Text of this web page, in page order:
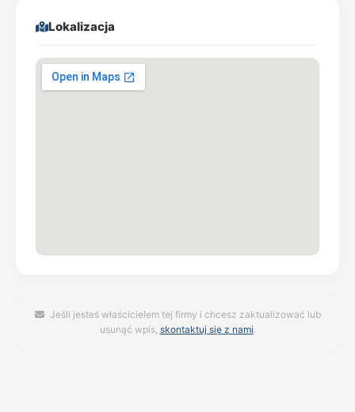
Lokalizacja
Jeśli jesteś właścicielem tej firmy i chcesz zaktualizować lub
usunąć wpis, skontaktuj się z nami.